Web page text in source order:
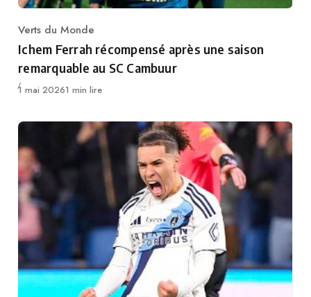
Category
Verts du Monde
Ichem Ferrah récompensé après une saison
remarquable au SC Cambuur
Publié
1 mai 20261 min lire